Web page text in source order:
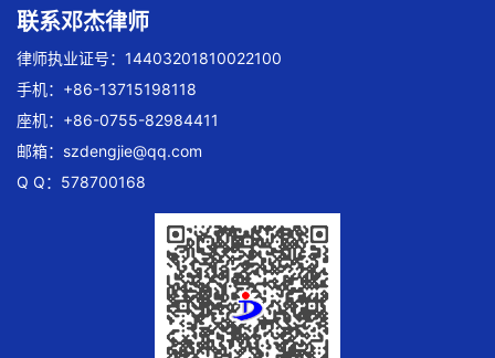
联系邓杰律师
律师执业证号：14403201810022100
手机：+86-13715198118
座机：+86-0755-82984411
邮箱： szdengjie@qq.com
Q Q：578700168